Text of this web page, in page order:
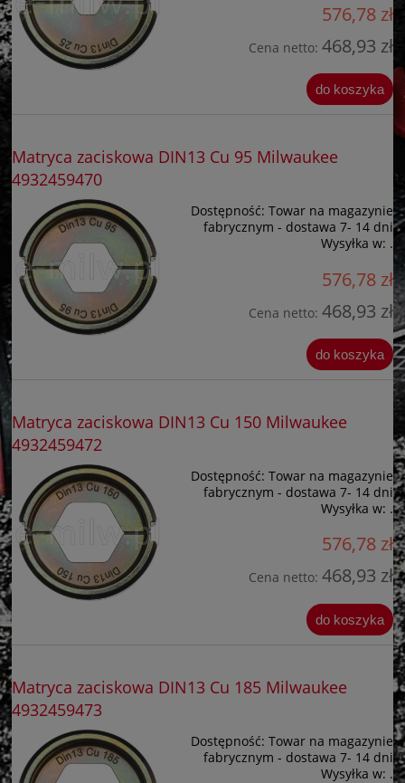
576,78 zł
Cena netto: 468,93 zł
do koszyka
Matryca zaciskowa DIN13 Cu 95 Milwaukee
4932459470
Dostępność: Towar na magazynie
fabrycznym - dostawa 7- 14 dni
Wysyłka w: .
576,78 zł
Cena netto: 468,93 zł
do koszyka
Matryca zaciskowa DIN13 Cu 150 Milwaukee
4932459472
Dostępność: Towar na magazynie
fabrycznym - dostawa 7- 14 dni
Wysyłka w: .
576,78 zł
Cena netto: 468,93 zł
do koszyka
Matryca zaciskowa DIN13 Cu 185 Milwaukee
4932459473
Dostępność: Towar na magazynie
fabrycznym - dostawa 7- 14 dni
Wysyłka w: .